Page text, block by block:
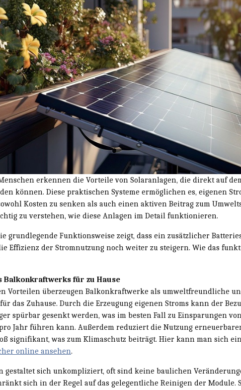
erkennen die Vorteile von Solaranlagen, die direkt auf
können. Diese praktischen Systeme ermöglichen es, eigenen
Kosten zu senken als auch einen aktiven Beitrag zum
zu verstehen, wie diese Anlagen im Detail funktionieren.
grundlegende Funktionsweise zeigt, dass ein zusätzlicher
Effizienz der Stromnutzung noch weiter zu steigern. Wie das
Balkonkraftwerks für zu Hause
Vorteilen überzeugen Balkonkraftwerke als umweltfreundliche
das Zuhause. Durch die Erzeugung eigenen Stroms kann der
spürbar gesenkt werden, was im besten Fall zu Einsparungen
Jahr führen kann. Außerdem reduziert die Nutzung
signifikant, was zum Klimaschutz beiträgt. Hier kann man sich
online ansehen.
gestaltet sich unkompliziert, oft sind keine baulichen
sich in der Regel auf das gelegentliche Reinigen der Module.